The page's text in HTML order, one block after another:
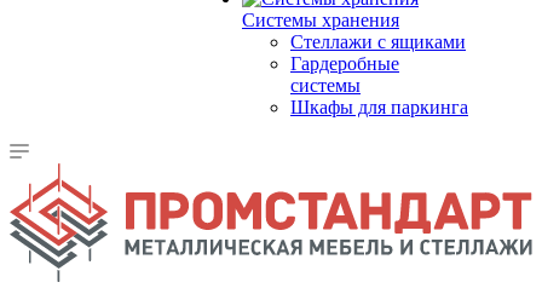
Системы хранения
Стеллажи с ящиками
Гардеробные
системы
Шкафы для паркинга